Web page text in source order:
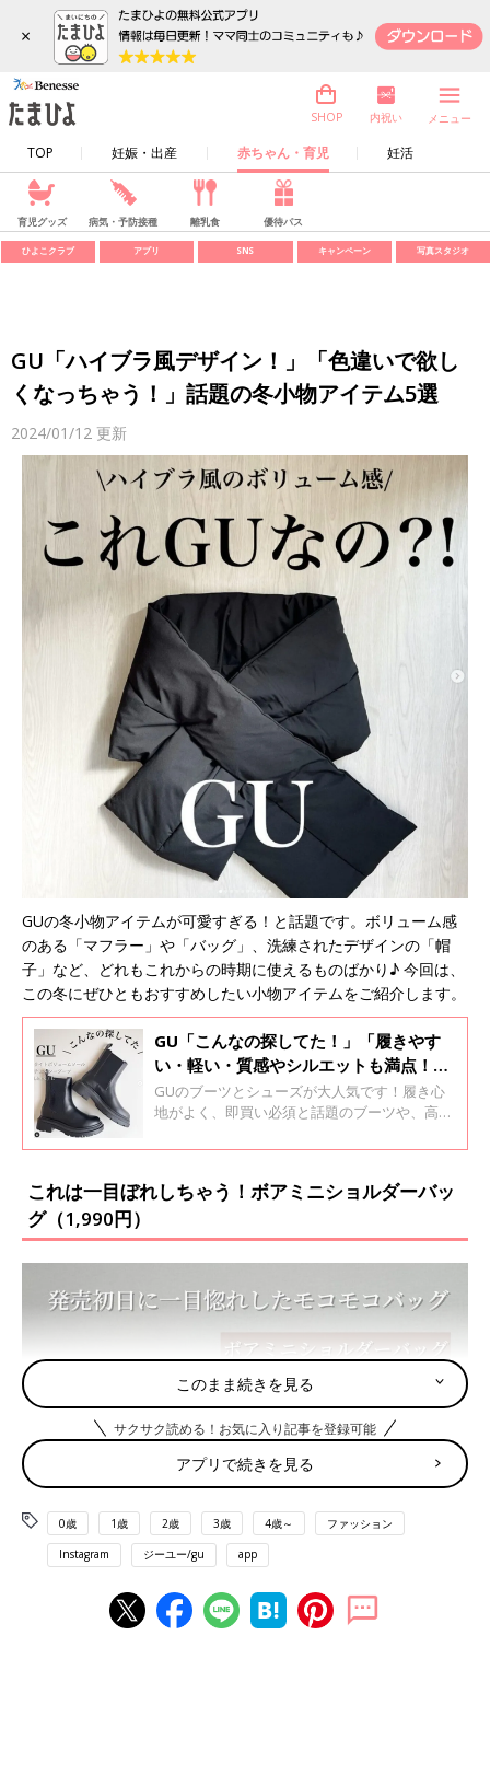
×
TOP 妊娠・出産 赤ちゃん・育児 妊活
SHOP 内祝い メニュー
育児グッズ 病気・予防接種 離乳食 優待パス
ひよこクラブ アプリ SNS キャンペーン 写真スタジオ
GU「ハイブラ風デザイン！」「色違いで欲し
くなっちゃう！」話題の冬小物アイテム5選
2024/01/12 更新
GUの冬小物アイテムが可愛すぎる！と話題です。ボリューム感
のある「マフラー」や「バッグ」、洗練されたデザインの「帽
子」など、どれもこれからの時期に使えるものばかり♪ 今回は、
この冬にぜひともおすすめしたい小物アイテムをご紹介します。
GU「こんなの探してた！」「履きやす
い・軽い・質感やシルエットも満点！」
話題のブーツ＆シューズ4選
GUのブーツとシューズが大人気です！履き心
地がよく、即買い必須と話題のブーツや、高見
いデザインばかり！まさに、これからの時期の
ツ＆シューズをご紹介します。
これは一目ぼれしちゃう！ボアミニショルダーバッ
グ（1,990円）
このまま続きを見る
サクサク読める！お気に入り記事を登録可能
アプリで続きを見る
0歳 1歳 2歳 3歳 4歳～ ファッション
Instagram ジーユー/gu app